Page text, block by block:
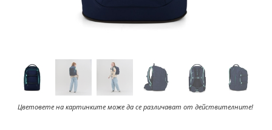
Цветовете на картинките може да се различават от действителните!